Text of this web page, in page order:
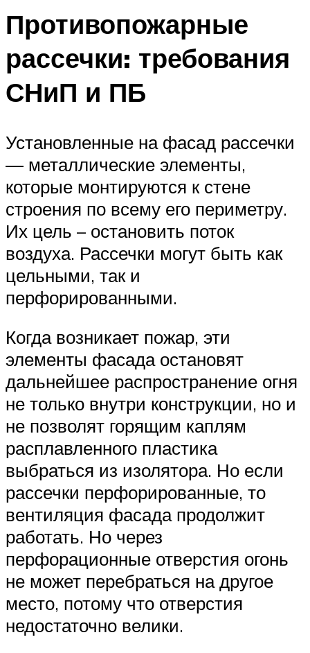
Противопожарные
рассечки: требования
СНиП и ПБ
Установленные на фасад рассечки
— металлические элементы,
которые монтируются к стене
строения по всему его периметру.
Их цель – остановить поток
воздуха. Рассечки могут быть как
цельными, так и
перфорированными.
Когда возникает пожар, эти
элементы фасада остановят
дальнейшее распространение огня
не только внутри конструкции, но и
не позволят горящим каплям
расплавленного пластика
выбраться из изолятора. Но если
рассечки перфорированные, то
вентиляция фасада продолжит
работать. Но через
перфорационные отверстия огонь
не может перебраться на другое
место, потому что отверстия
недостаточно велики.